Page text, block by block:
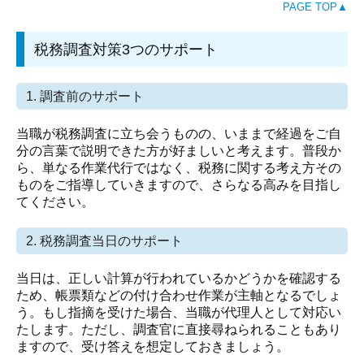
個人情報の取扱いについて
PAGE TOP▲
税務調査対策3つのサポート
1. 調査前のサポート
当職が税務調査に立ち会うものの、いままで経過をご自
分の言葉で説明できた方が好ましいと考えます。普段か
ら、単なる作業代行ではなく、税務に関する考え方その
ものをご指導していきますので、さらなる高みを目指し
てください。
2. 税務調査当日のサポート
当日は、正しい計算が行われているかどうかを確認する
ため、帳票類などの付け合わせ作業が主軸となるでしょ
う。もし指摘を受けた場合、当職が代理人として対応い
たします。ただし、調査官に直接尋ねられることもあり
ますので、受け答えを想定しておきましょう。